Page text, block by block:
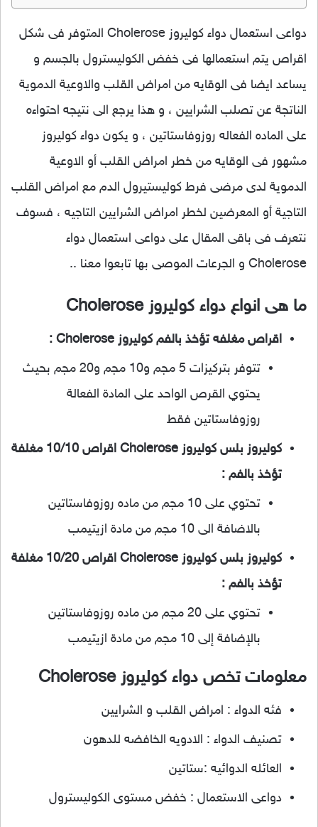
دواعى استعمال دواء كوليروز Cholerose المتوفر فى شكل
اقراص يتم استعمالها فى خفض الكوليسترول بالجسم و
يساعد ايضا فى الوقايه من امراض القلب والاوعية الدموية
الناتجة عن تصلب الشرايين ، و هذا يرجع الى نتيجه احتواءه
على الماده الفعاله روزوفاستاتين ، و يكون دواء كوليروز
مشهور فى الوقايه من خطر امراض القلب أو الاوعية
الدموية لدى مرضى فرط كوليستيرول الدم مع امراض القلب
التاجية أو المعرضين لخطر امراض الشرايين التاجيه ، فسوف
نتعرف فى باقى المقال على دواعى استعمال دواء
Cholerose و الجرعات الموصى بها تابعوا معنا ..
ما هى انواع دواء كوليروز Cholerose
اقراص مغلفه تؤخذ بالفم كوليروز Cholerose :
تتوفر بتركيزات 5 مجم و10 مجم و20 مجم بحيث
يحتوي القرص الواحد على المادة الفعالة
روزوفاستاتين فقط
كوليروز بلس كوليروز Cholerose اقراص 10/10 مغلفة
تؤخذ بالفم :
تحتوي على 10 مجم من ماده روزوفاستاتين
بالاضافة الى 10 مجم من مادة ازيتيمب
كوليروز بلس كوليروز Cholerose اقراص 10/20 مغلفة
تؤخذ بالفم :
تحتوي على 20 مجم من ماده روزوفاستاتين
بالإضافة إلى 10 مجم من مادة ازيتيمب
معلومات تخص دواء كوليروز Cholerose
فئه الدواء : امراض القلب و الشرايين
تصنيف الدواء : الادويه الخافضه للدهون
العائله الدوائيه :ستاتين
دواعى الاستعمال : خفض مستوى الكوليسترول